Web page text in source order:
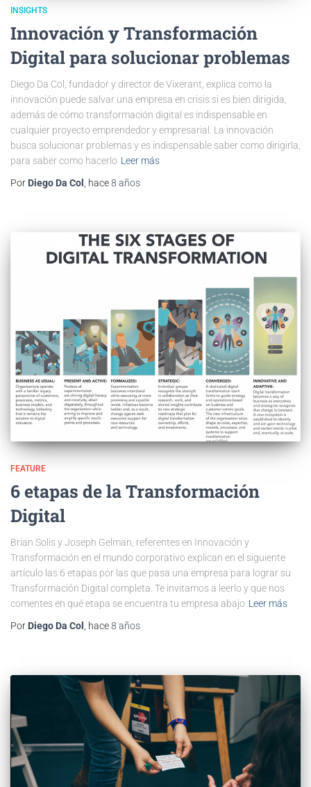
INSIGHTS
Innovación y Transformación
Digital para solucionar problemas
Diego Da Col, fundador y director de Vixerant, explica como la
innovación puede salvar una empresa en crisis si es bien dirigida,
además de cómo transformación digital es indispensable en
cualquier proyecto emprendedor y empresarial. La innovación
busca solucionar problemas y es indispensable saber como dirigirla,
para saber como hacerlo Leer más
Por Diego Da Col , hace8 años
FEATURE
6 etapas de la Transformación
Digital
Brian Solis y Joseph Gelman, referentes en Innovación y
Transformación en el mundo corporativo explican en el siguiente
artículo las 6 etapas por las que pasa una empresa para lograr su
Transformación Digital completa. Te invitamos a leerlo y que nos
comentes en qué etapa se encuentra tu empresa abajo Leer más
Por Diego Da Col , hace8 años